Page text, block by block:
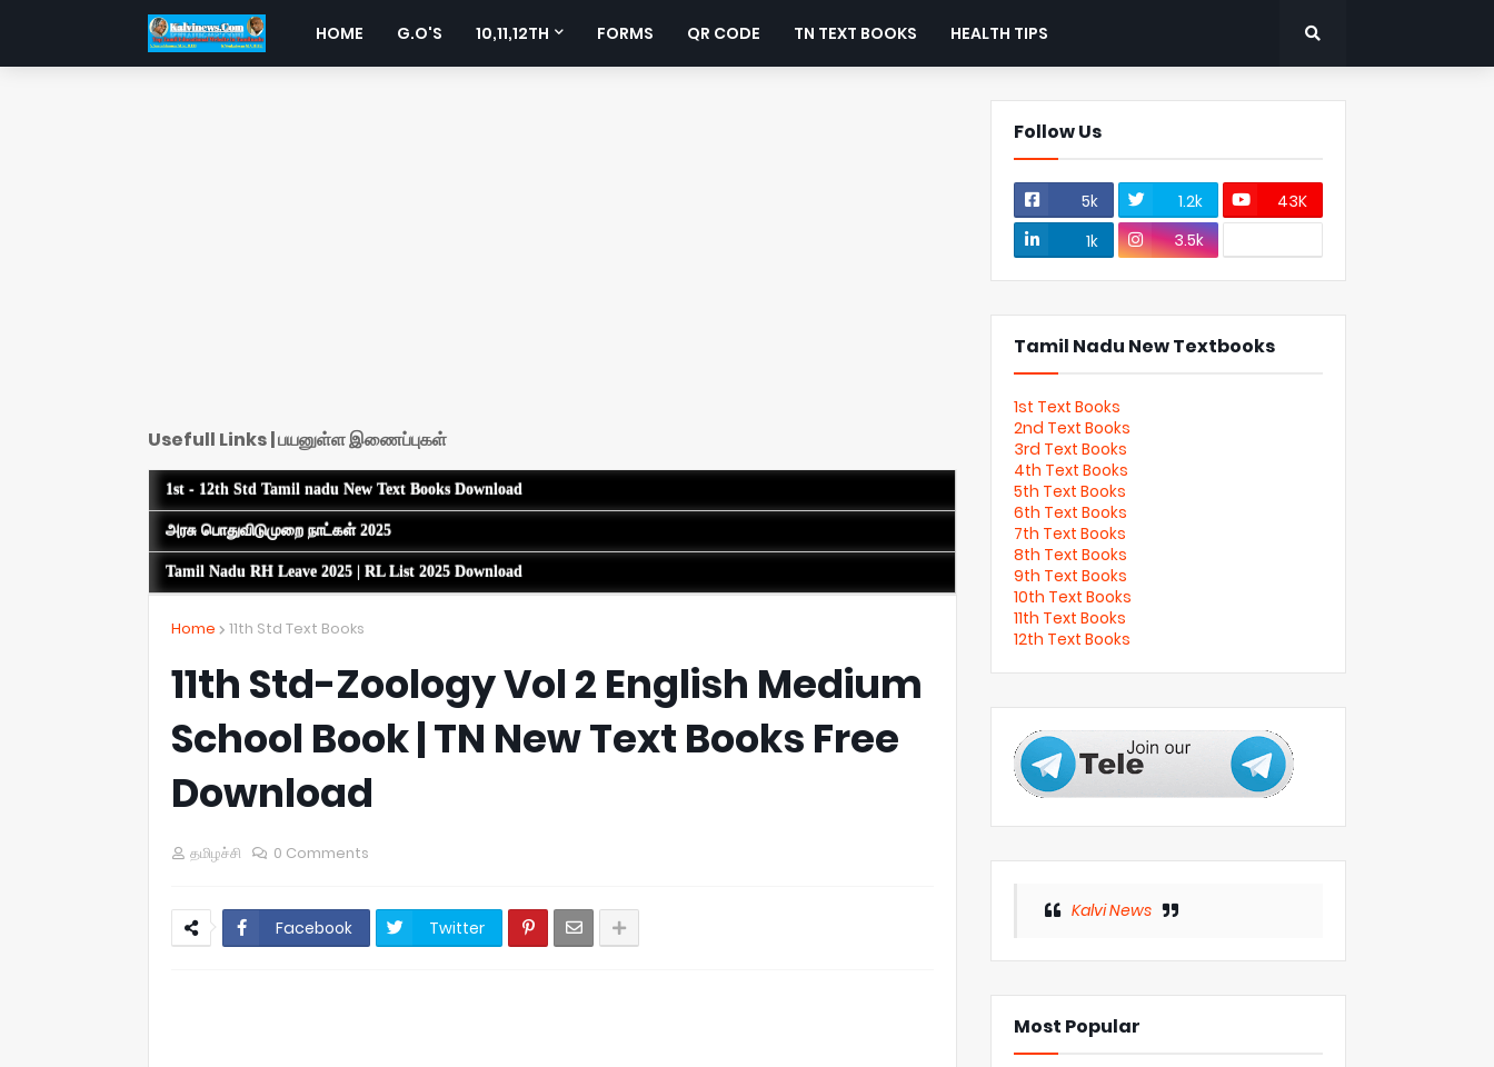
HOME G.O'S 10,11,12TH FORMS QR CODE TN TEXT BOOKS HEALTH TIPS
Usefull Links | பயனுள்ள இணைப்புகள்
1st - 12th Std Tamil nadu New Text Books Download
அரசு பொதுவிடுமுறை நாட்கள் 2025
Tamil Nadu RH Leave 2025 | RL List 2025 Download
Home 11th Std Text Books
11th Std-Zoology Vol 2 English Medium
School Book | TN New Text Books Free
Download
தமிழச்சி 0 Comments
Facebook Twitter
Follow Us
5k 1.2k
43K
1k
3.5k
Tamil Nadu New Textbooks
1st Text Books
2nd Text Books
3rd Text Books
4th Text Books
5th Text Books
6th Text Books
7th Text Books
8th Text Books
9th Text Books
10th Text Books
11th Text Books
12th Text Books
Kalvi News
Most Popular